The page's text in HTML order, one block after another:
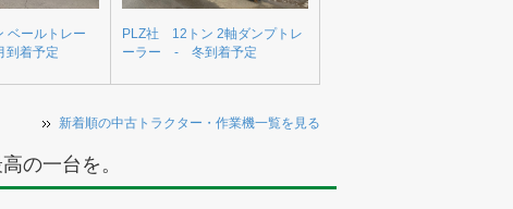
ールトレー
着予定
PLZ社 12トン 2軸ダンプトレ
ーラー - 冬到着予定
新着順の中古トラクター・作業機一覧を見る
の一台を。